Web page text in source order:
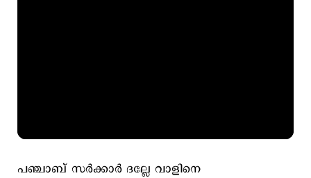
പഞ്ചാബ് സർക്കാർ ദല്ലേ വാളിനെ